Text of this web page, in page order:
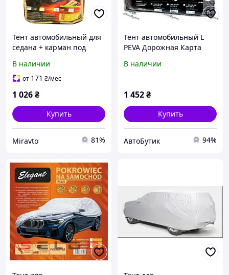
Тент автомобильный для
седана + карман под
533х178х120 Milex СС0912
В наличии
от 171 ₴/мес
1 026₴
Купить
Miravto 81%
Тент автомобильный L
PEVA Дорожная Карта
внедорожник
В наличии
1 452₴
Купить
АвтоБутик 94%